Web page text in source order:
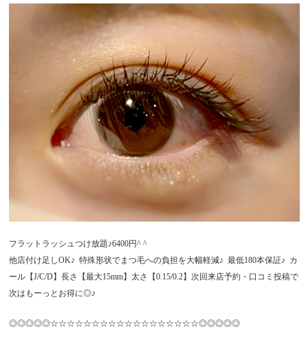
フラットラッシュつけ放題♪6400円^ ^
他店付け足しOK♪ 特殊形状でまつ毛への負担を大幅軽減♪ 最低180本保証♪ カ
ール【J/C/D】長さ【最大15mm】太さ【0.15/0.2】次回来店予約・口コミ投稿で
次はもーっとお得に◎♪
◎◎◎◎◎☆☆☆☆☆☆☆☆☆☆☆☆☆☆☆☆☆☆◎◎◎◎◎